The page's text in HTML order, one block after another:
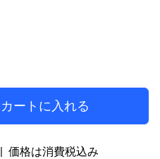
カートに入れる
| 価格は消費税込み